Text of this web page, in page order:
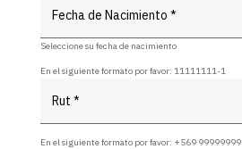
Seleccione su fecha de nacimiento
En el siguiente formato por favor: 11111111-1
En el siguiente formato por favor: +569 99999999